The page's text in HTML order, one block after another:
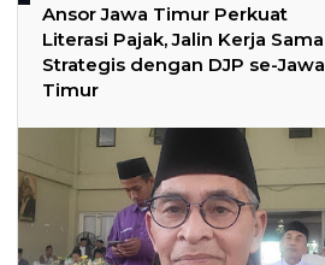
Ansor Jawa Timur Perkuat
Literasi Pajak, Jalin Kerja Sama
Strategis dengan DJP se-Jawa
Timur